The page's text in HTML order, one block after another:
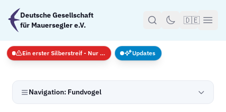
Zum Hauptinhalt springen
Deutsche Gesellschaft
für Mauersegler e.V.
🇩🇪
Navigation: Fundvogel
Ein erster Silberstreif - Nur Notfälle Updates